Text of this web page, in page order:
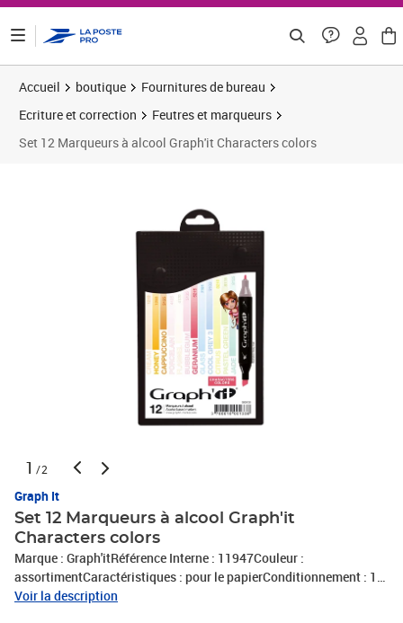
Accueil boutique
Fournitures de bureau
Ecriture et correction
Feutres et marqueurs
Set 12 Marqueurs à alcool Graph'it Characters colors
1 /2
Graph It
Set 12 Marqueurs à alcool Graph'it
Characters colors
Marque : Graph'itRéférence Interne : 11947Couleur :
assortimentCaractéristiques : pour le papierConditionnement : 1
set de 12 marqueursDimensions : 16,5 X 11 X 4 cmExpédié de
Voir la description